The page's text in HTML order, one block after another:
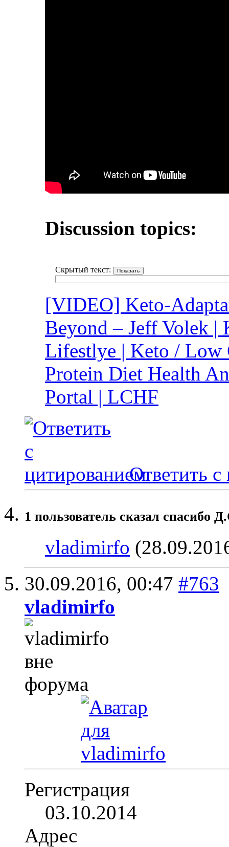
Discussion topics:
Скрытый текст:
[VIDEO] Keto-
Beyond – Jeff Volek |
Lifestlye | Keto / Low
Protein Diet Health
Portal | LCHF
Ответить с
1 пользователь сказал cпасибо
vladimirfo
30.09.2016, 00:47 #763
vladimirfo
Регистрация
03.10.2014
Адрес